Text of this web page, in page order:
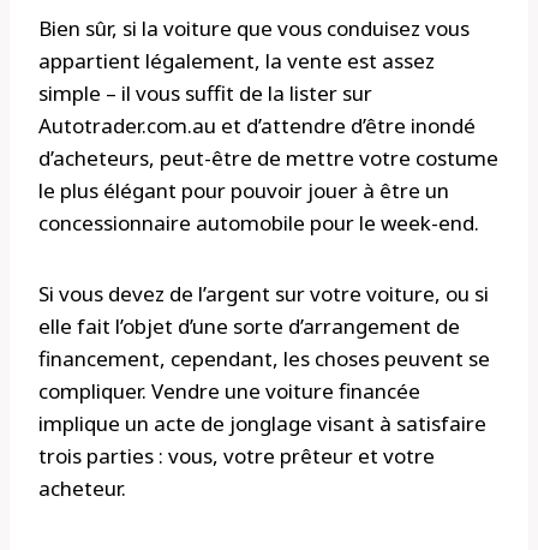
Bien sûr, si la voiture que vous conduisez vous
appartient légalement, la vente est assez
simple – il vous suffit de la lister sur
Autotrader.com.au et d’attendre d’être inondé
d’acheteurs, peut-être de mettre votre costume
le plus élégant pour pouvoir jouer à être un
concessionnaire automobile pour le week-end.
Si vous devez de l’argent sur votre voiture, ou si
elle fait l’objet d’une sorte d’arrangement de
financement, cependant, les choses peuvent se
compliquer. Vendre une voiture financée
implique un acte de jonglage visant à satisfaire
trois parties : vous, votre prêteur et votre
acheteur.